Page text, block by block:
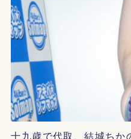
十九歳で代取、結城ちか